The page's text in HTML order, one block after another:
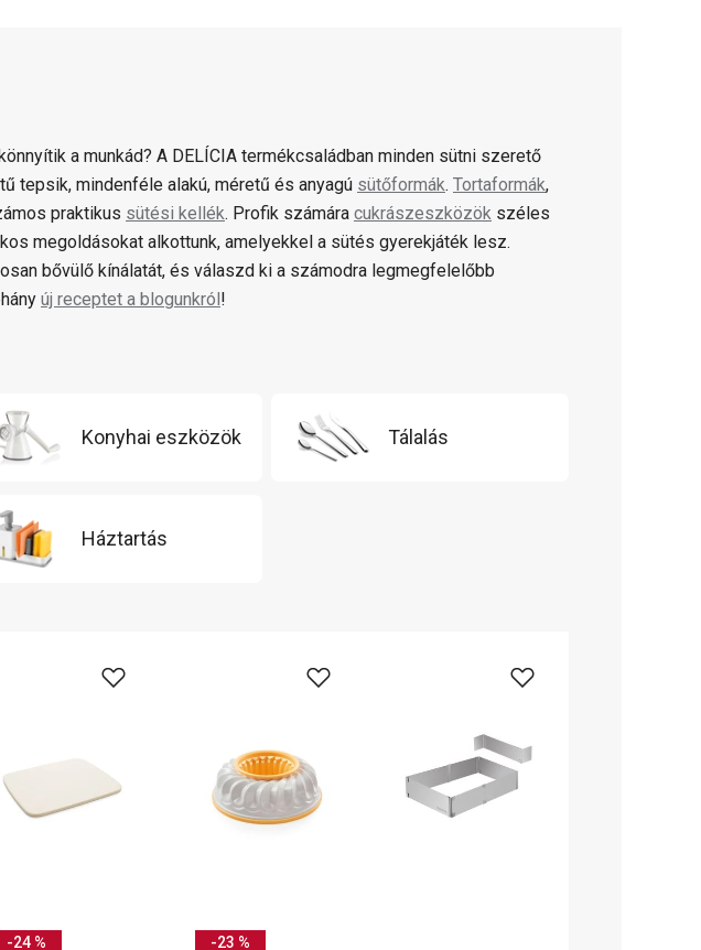
a munkád? A DELÍCIA termékcsaládban minden sütni szerető
tepsik, mindenféle alakú, méretű és anyagú sütőformák. Tortaformák,
praktikus sütési kellék. Profik számára cukrászeszközök széles
megoldásokat alkottunk, amelyekkel a sütés gyerekjáték lesz.
bővülő kínálatát, és válaszd ki a számodra legmegfelelőbb
új receptet a blogunkról!
Konyhai eszközök Tálalás
Háztartás
-24 % -23 %